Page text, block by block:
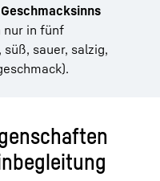
nur in fünf
sauer, salzig,